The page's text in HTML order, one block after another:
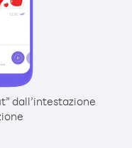
dall’intestazione